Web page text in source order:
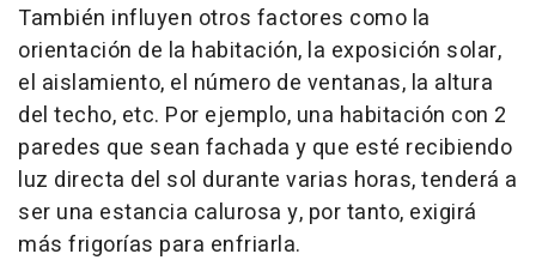
También influyen otros factores como la
orientación de la habitación, la exposición solar,
el aislamiento, el número de ventanas, la altura
del techo, etc. Por ejemplo, una habitación con 2
paredes que sean fachada y que esté recibiendo
luz directa del sol durante varias horas, tenderá a
ser una estancia calurosa y, por tanto, exigirá
más frigorías para enfriarla.